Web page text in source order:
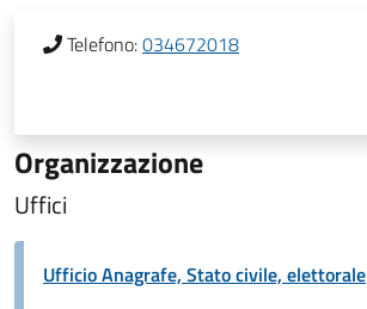
Telefono:034672018
Organizzazione
Uffici
Ufficio Anagrafe, Stato civile, elettorale